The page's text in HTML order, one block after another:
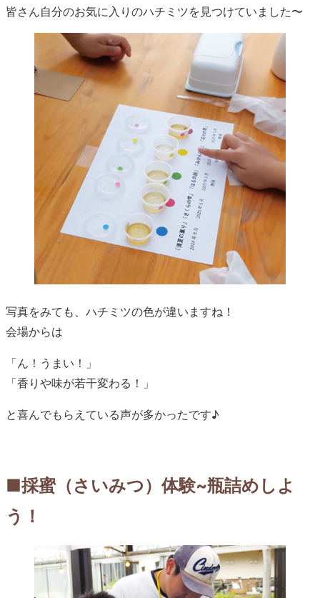
皆さん自分のお気に入りのハチミツを見つけていました〜
写真をみても、ハチミツの色が違いますね！
会場からは
「ん！うまい！」
「香りや味が若干変わる！」
と喜んでもらえている声が多かったです♪
■採蜜（さいみつ）体験~瓶詰めしよ
う！